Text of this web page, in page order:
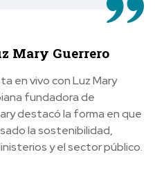
Mary Guerrero
en vivo con Luz Mary
fundadora de
destacó la forma en que
la sostenibilidad,
y el sector público.